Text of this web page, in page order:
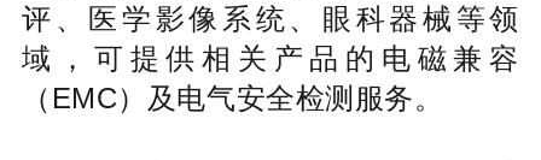
评、医学影像系统、眼科器械等领
域，可提供相关产品的电磁兼容
（EMC）及电气安全检测服务。